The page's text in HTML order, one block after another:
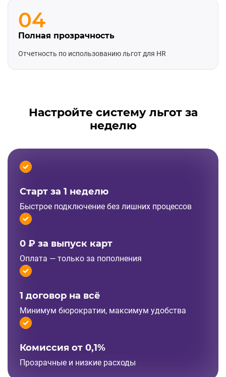
04
Полная прозрачность
Отчетность по использованию льгот для HR
Настройте систему льгот за
неделю
Старт за 1 неделю
Быстрое подключение без лишних процессов
0 ₽ за выпуск карт
Оплата — только за пополнения
1 договор на всё
Минимум бюрократии, максимум удобства
Комиссия от 0,1%
Прозрачные и низкие расходы